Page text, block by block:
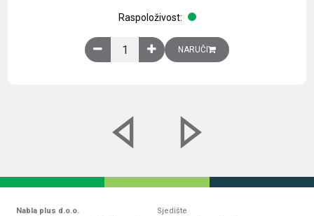
Raspoloživost:
Obična montažna ploča V1000xŠ800mm,
NARUČI
Nabla plus d.o.o.
Sjedište